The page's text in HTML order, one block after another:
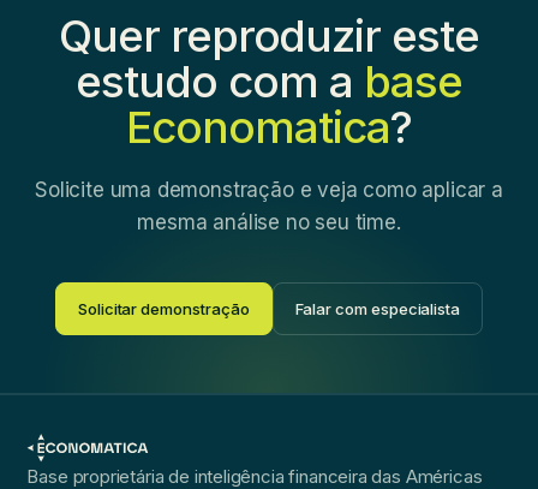
Quer reproduzir este
estudo com a base
Economatica?
Solicite uma demonstração e veja como aplicar a
mesma análise no seu time.
Solicitar demonstração Falar com especialista
Base proprietária de inteligência financeira das Américas